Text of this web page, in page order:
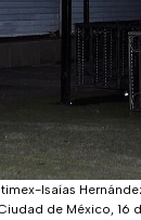
Isaías
de México, 16